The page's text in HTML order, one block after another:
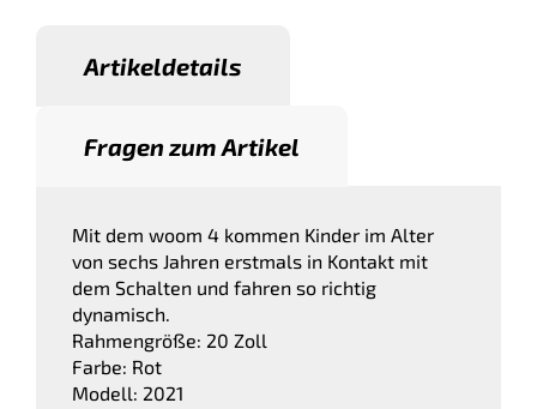
Artikeldetails
Fragen zum Artikel
Mit dem woom 4 kommen Kinder im Alter
von sechs Jahren erstmals in Kontakt mit
dem Schalten und fahren so richtig
dynamisch.
Rahmengröße: 20 Zoll
Farbe: Rot
Modell: 2021